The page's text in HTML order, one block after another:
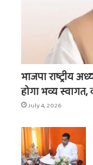
भाजपा राष्ट्रीय
होगा भव्य स्वागत,
July 4, 2026